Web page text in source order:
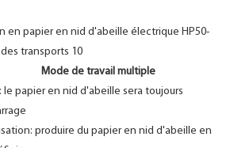
Mode de travail multiple
le papier en nid d'abeille sera toujours
produire du papier en nid d'abeille en